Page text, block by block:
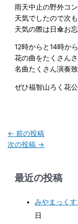
雨天中止の野外コ
天気でしたので次
天気の際は日傘お
12時からと14時か
花の曲をたくさん
名曲たくさん演奏致
ぜひ福智山ろく花
← 前の投稿
次の投稿 →
最近の投稿
みやまっく
日